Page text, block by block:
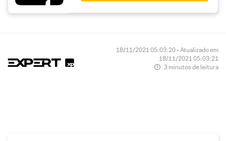
18/11/2021 05:03:20 • Atualizado em
18/11/2021 05:03:21
3 minutos de leitura